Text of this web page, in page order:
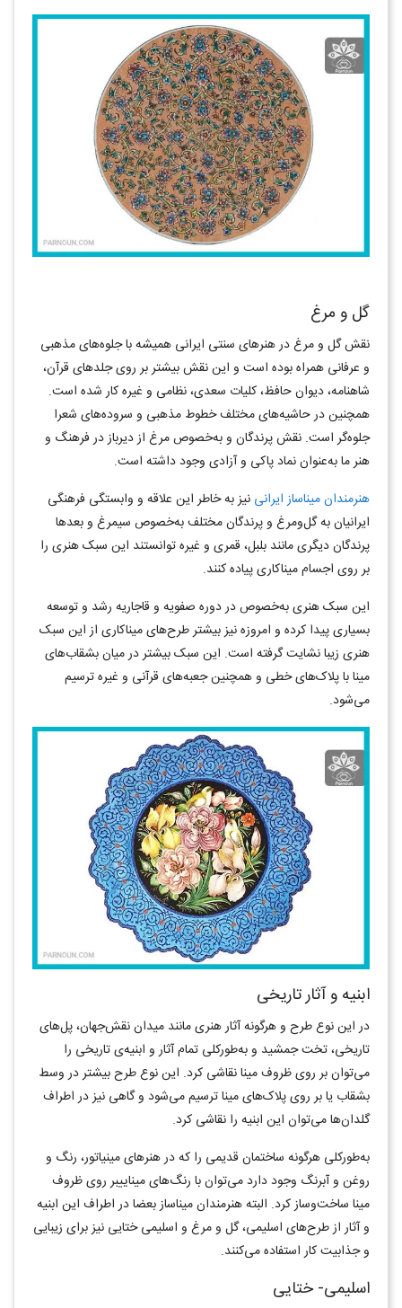
گل و مرغ
نقش گل و مرغ در هنرهای سنتی ایرانی همیشه با جلوه‌های مذهبی
و عرفانی همراه بوده است و این نقش بیشتر بر روی جلدهای قرآن،
شاهنامه، دیوان حافظ، کلیات سعدی، نظامی و غیره کار شده است.
همچنین در حاشیه‌های مختلف خطوط مذهبی و سروده‌های شعرا
جلوه‌گر است. نقش پرندگان و به‌خصوص مرغ از دیرباز در فرهنگ و
هنر ما به‌عنوان نماد پاکی و آزادی وجود داشته است.
هنرمندان میناساز ایرانی نیز به خاطر این علاقه و وابستگی فرهنگی
ایرانیان به گل‌ومرغ و پرندگان مختلف به‌خصوص سیمرغ و بعدها
پرندگان دیگری مانند بلبل، قمری و غیره توانستند این سبک هنری را
بر روی اجسام میناکاری پیاده کنند.
این سبک هنری به‌خصوص در دوره صفویه و قاجاریه رشد و توسعه
بسیاری پیدا کرده و امروزه نیز بیشتر طرح‌های میناکاری از این سبک
هنری زیبا نشایت گرفته است. این سبک بیشتر در میان بشقاب‌های
مینا با پلاک‌های خطی و همچنین جعبه‌های قرآنی و غیره ترسیم
می‌شود.
ابنیه و آثار تاریخی
در این نوع طرح و هرگونه آثار هنری مانند میدان نقش‌جهان، پل‌های
تاریخی، تخت جمشید و به‌طورکلی تمام آثار و ابنیه‌ی تاریخی را
می‌توان بر روی ظروف مینا نقاشی کرد. این نوع طرح بیشتر در وسط
بشقاب یا بر روی پلاک‌های مینا ترسیم می‌شود و گاهی نیز در اطراف
گلدان‌ها می‌توان این ابنیه را نقاشی کرد.
به‌طورکلی هرگونه ساختمان قدیمی را که در هنرهای مینیاتور، رنگ ‌و
روغن و آبرنگ وجود دارد می‌توان با رنگ‌های میناییبر روی ظروف
مینا ساخت‌وساز کرد. البته هنرمندان میناساز بعضا در اطراف این ابنیه
و آثار از طرح‌های اسلیمی، گل و مرغ و اسلیمی ختایی نیز برای زیبایی
و جذابیت کار استفاده می‌کنند.
اسلیمی- ختایی